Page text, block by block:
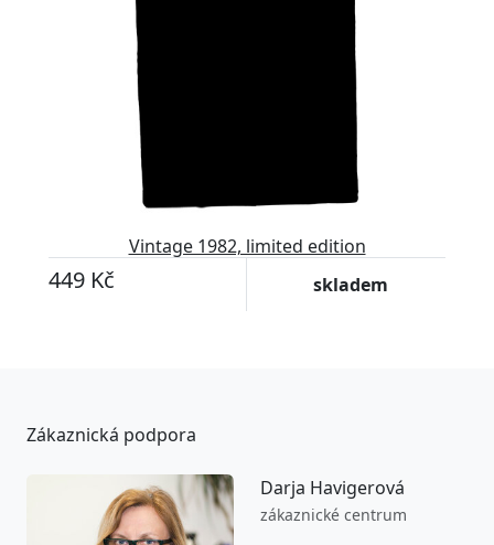
Vintage 1982, limited edition
449 Kč skladem
Zákaznická podpora
Darja Havigerová
zákaznické centrum